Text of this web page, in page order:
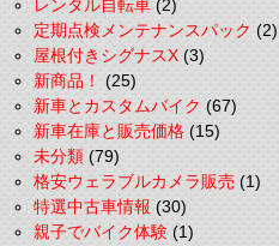
レンタル自転車(2)
定期点検メンテナンスパック(2)
屋根付きシグナスX(3)
新商品！(25)
新車とカスタムバイク(67)
新車在庫と販売価格(15)
未分類(79)
格安ウェラブルカメラ販売(1)
特選中古車情報(30)
親子でバイク体験(1)